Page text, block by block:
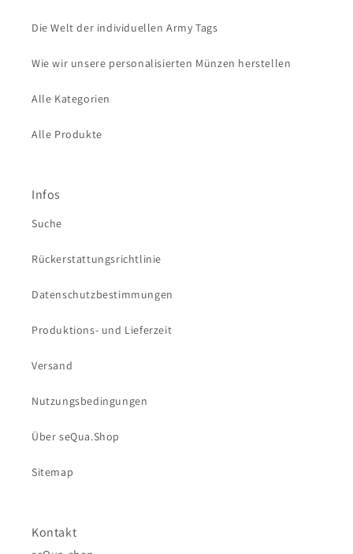
Die Welt der individuellen Army Tags
Wie wir unsere personalisierten Münzen herstellen
Alle Kategorien
Alle Produkte
Infos
Suche
Rückerstattungsrichtlinie
Datenschutzbestimmungen
Produktions- und Lieferzeit
Versand
Nutzungsbedingungen
Über seQua.Shop
Sitemap
Kontakt